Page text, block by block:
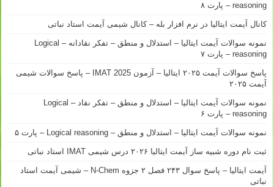
reasoning – پارت ۸
کانال آیمت ایتالیا در نرم افزار بله – کانال شیمی آیمت استاد نباتی
نمونه سوالات آیمت ایتالیا – استدلال و منطق – تفکر نقادانه – Logical
reasoning – پارت ۷
پاسخ سوالات آیمت ۲۰۲۵ ایتالیا – آزمون IMAT 2025 – پاسخ سوالات شیمی
آیمت ۲۰۲۵
نمونه سوالات آیمت ایتالیا – استدلال و منطق – تفکر نقاد – Logical
reasoning – پارت ۶
نمونه سوالات آیمت ایتالیا – استدلال و منطق – Logical reasoning – پارت ۵
ثبت نام دوره شبیه ساز آیمت ایتالیا ۲۰۲۶ درس شیمی IMAT استاد نباتی
آیمت ایتالیا – پاسخ سوال ۲۴۳ فصل ۲ جزوه N-Chem – شیمی آیمت استاد
نباتی